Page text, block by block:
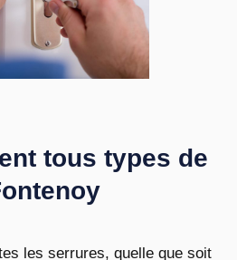
tous types de
les serrures, quelle que soit